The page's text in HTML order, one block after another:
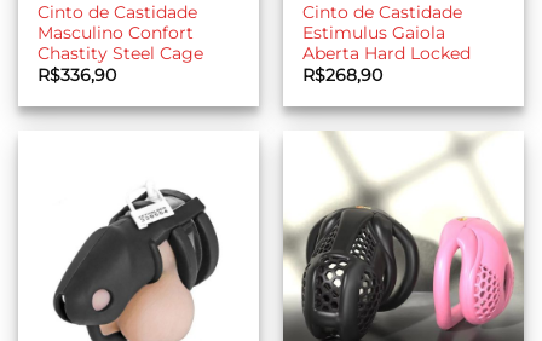
Cinto de Castidade
Masculino Confort
Chastity Steel Cage
R$336,90
Cinto de Castidade
Estimulus Gaiola
Aberta Hard Locked
R$268,90